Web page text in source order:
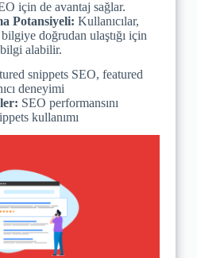
için de avantaj sağlar.
Potansiyeli: Kullanıcılar,
doğrudan ulaştığı için
alabilir.
snippets SEO, featured
deneyimi
SEO performansını
kullanımı